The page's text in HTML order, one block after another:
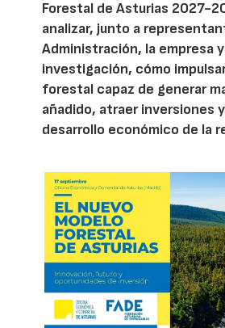
Forestal de Asturias 2027-
analizar, junto a
Administración, la empresa
investigación, cómo
forestal capaz de generar
añadido, atraer inversiones
desarrollo económico de la